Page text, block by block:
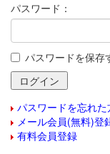
パスワード：
パスワードを保存
パスワードを忘れた
メール会員(無料)登
有料会員登録